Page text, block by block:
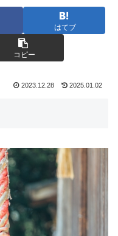
はてブ
コピー
2023.12.28 2025.01.02